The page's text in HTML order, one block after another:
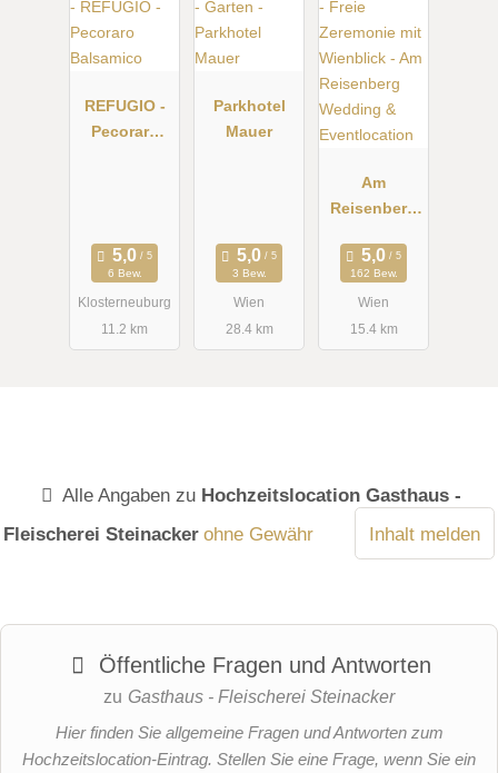
REFUGIO -
Pecoraro
6 Bew.
Klosterneuburg
11.2 km
Parkhotel
Mauer
3 Bew.
Wien
28.4 km
Am
Reisenberg
Eventlocatio
n
162 Bew.
Wien
15.4 km
Alle Angaben zu Hochzeitslocation Gasthaus -
Fleischerei Steinacker ohne Gewähr Inhalt melden
Öffentliche Fragen und Antworten
zu Gasthaus - Fleischerei Steinacker
Hier finden Sie allgemeine Fragen und Antworten zum
Hochzeitslocation-Eintrag. Stellen Sie eine Frage, wenn Sie ein